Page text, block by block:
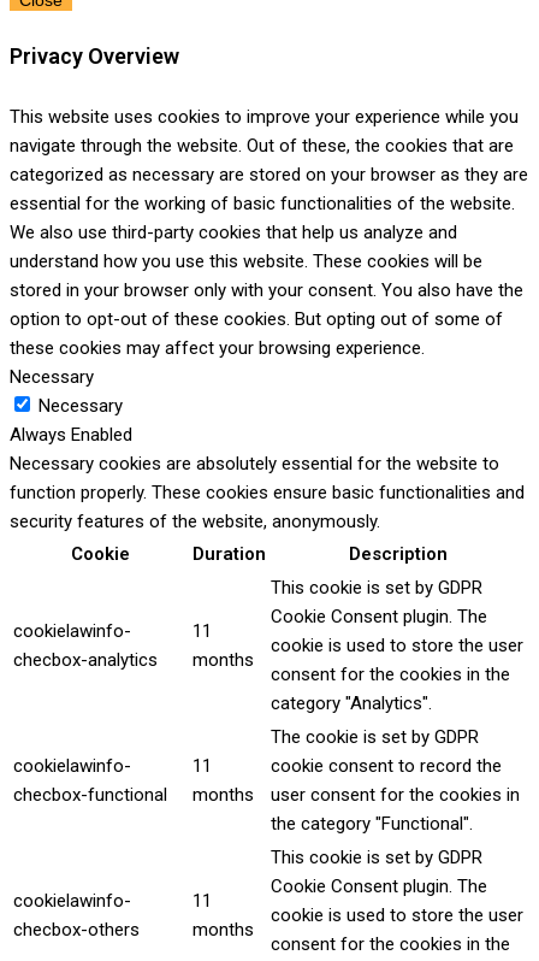
Privacy Overview
This website uses cookies to improve your experience while you
navigate through the website. Out of these, the cookies that are
categorized as necessary are stored on your browser as they are
essential for the working of basic functionalities of the website.
We also use third-party cookies that help us analyze and
understand how you use this website. These cookies will be
stored in your browser only with your consent. You also have the
option to opt-out of these cookies. But opting out of some of
these cookies may affect your browsing experience.
Necessary
Necessary
Always Enabled
Necessary cookies are absolutely essential for the website to
function properly. These cookies ensure basic functionalities and
security features of the website, anonymously.
Cookie
Duration Description
cookielawinfo-
checbox-analytics
11
months
This cookie is set by GDPR
Cookie Consent plugin. The
cookie is used to store the user
consent for the cookies in the
category "Analytics".
cookielawinfo-
checbox-functional
11
months
The cookie is set by GDPR
cookie consent to record the
user consent for the cookies in
the category "Functional".
cookielawinfo-
checbox-others
11
months
This cookie is set by GDPR
Cookie Consent plugin. The
cookie is used to store the user
consent for the cookies in the